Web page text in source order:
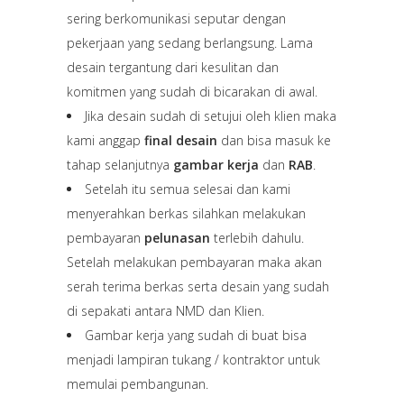
sering berkomunikasi seputar dengan
pekerjaan yang sedang berlangsung. Lama
desain tergantung dari kesulitan dan
komitmen yang sudah di bicarakan di awal.
Jika desain sudah di setujui oleh klien maka
kami anggap final desain dan bisa masuk ke
tahap selanjutnya gambar kerja dan RAB.
Setelah itu semua selesai dan kami
menyerahkan berkas silahkan melakukan
pembayaran pelunasan terlebih dahulu.
Setelah melakukan pembayaran maka akan
serah terima berkas serta desain yang sudah
di sepakati antara NMD dan Klien.
Gambar kerja yang sudah di buat bisa
menjadi lampiran tukang / kontraktor untuk
memulai pembangunan.